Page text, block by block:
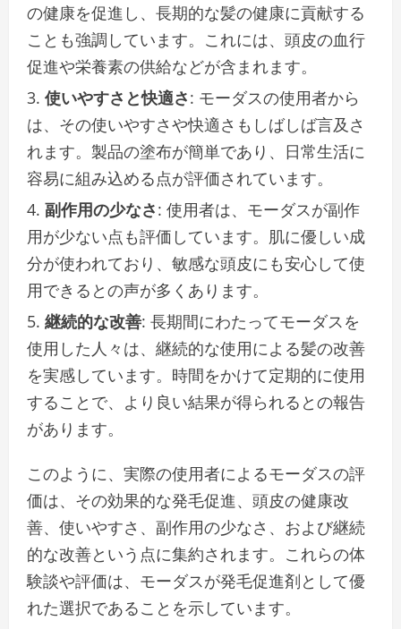
の健康を促進し、長期的な髪の健康に貢献する
ことも強調しています。これには、頭皮の血行
促進や栄養素の供給などが含まれます。
使いやすさと快適さ: モーダスの使用者から
は、その使いやすさや快適さもしばしば言及さ
れます。製品の塗布が簡単であり、日常生活に
容易に組み込める点が評価されています。
副作用の少なさ: 使用者は、モーダスが副作
用が少ない点も評価しています。肌に優しい成
分が使われており、敏感な頭皮にも安心して使
用できるとの声が多くあります。
継続的な改善: 長期間にわたってモーダスを
使用した人々は、継続的な使用による髪の改善
を実感しています。時間をかけて定期的に使用
することで、より良い結果が得られるとの報告
があります。
このように、実際の使用者によるモーダスの評
価は、その効果的な発毛促進、頭皮の健康改
善、使いやすさ、副作用の少なさ、および継続
的な改善という点に集約されます。これらの体
験談や評価は、モーダスが発毛促進剤として優
れた選択であることを示しています。